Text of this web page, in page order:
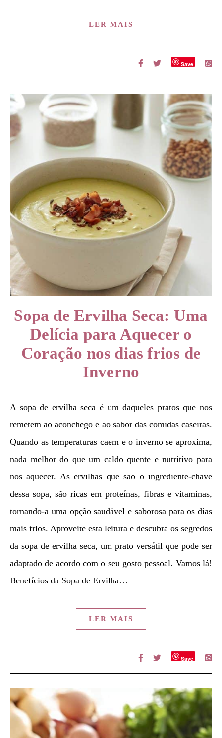
LER MAIS
Save
Sopa de Ervilha Seca: Uma
Delícia para Aquecer o
Coração nos dias frios de
Inverno
A sopa de ervilha seca é um daqueles pratos que nos
remetem ao aconchego e ao sabor das comidas caseiras.
Quando as temperaturas caem e o inverno se aproxima,
nada melhor do que um caldo quente e nutritivo para
nos aquecer. As ervilhas que são o ingrediente-chave
dessa sopa, são ricas em proteínas, fibras e vitaminas,
tornando-a uma opção saudável e saborosa para os dias
mais frios. Aproveite esta leitura e descubra os segredos
da sopa de ervilha seca, um prato versátil que pode ser
adaptado de acordo com o seu gosto pessoal. Vamos lá!
Benefícios da Sopa de Ervilha…
LER MAIS
Save